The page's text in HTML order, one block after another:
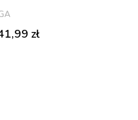
zł